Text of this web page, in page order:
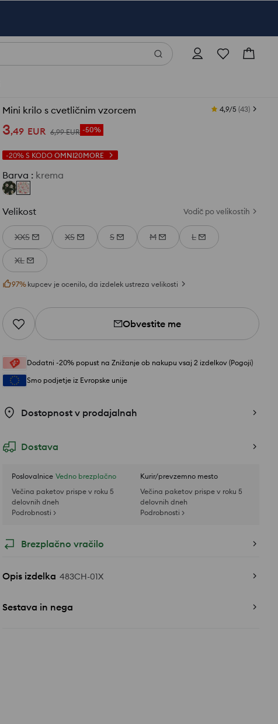
Mini krilo s cvetličnim vzorcem 4,9/5 (43)
3,49 EUR 6,99 EUR -50%
-20% S KODO OMNI20MORE
Barva : krema
Velikost Vodič po velikostih
XXS XS S M L
XL
97% kupcev je ocenilo, da izdelek ustreza velikosti
Obvestite me
Dodatni -20% popust na Znižanje ob nakupu vsaj 2 izdelkov (Pogoji)
Smo podjetje iz Evropske unije
Dostopnost v prodajalnah
Dostava
Poslovalnice Vedno brezplačno
Večina paketov prispe v roku 5
delovnih dneh
Podrobnosti >
Kurir/prevzemno mesto
Večina paketov prispe v roku 5
delovnih dneh
Podrobnosti >
Brezplačno vračilo
Opis izdelka 483CH-01X
Sestava in nega